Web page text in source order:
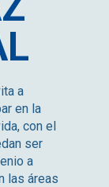
a
en la
con el
ser
a
las áreas